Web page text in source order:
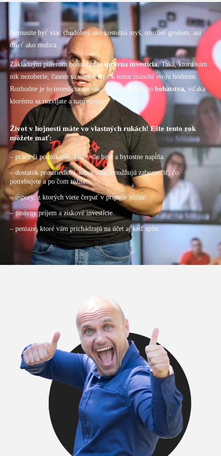
Nemusíte byť viac chudobný ako kostolná myš, smrdieť grošom, ani
drieť ako mulica.
Základným pilierom bohatstva je správna investícia.Taká, ktorú vám
nik nezoberie, časom sa vám vráti a k tomu znásobí svoju hodnotu.
Rozhodne je to investícia do vás, vášho vnútorného bohatstva, vďaka
ktorému sa rozvíjate a napredujete.
Život v hojnosti máte vo vlastných rukách! Ešte tento rok
môžete mať:
– prácu či podnikanie, ktoré vás baví a bytostne napĺňa.
– dostatok prostriedkov, ktoré vám umožňujú zabezpečiť, čo
potrebujete a po čom túžite.
– úspory, z ktorých viete čerpať v prípade núdze.
– pasívny príjem a ziskové investície.
– peniaze, ktoré vám prichádzajú na účet aj keď spíte.